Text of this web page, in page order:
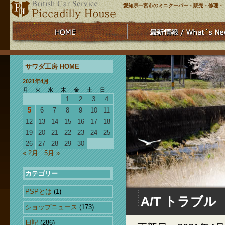
愛知県一宮市のミニクーパー・販売・修理
サワダ工房 HOME
2021年4月
月
火 水 木 金 土 日
1 2 3
4
5
6 7 8 9 10
11
12
13 14 15 16 17
18
19
20 21 22 23 24
25
26
27 28 29
30
« 2月
5月 »
カテゴリー
PSPとは (1)
ショップニュース (173)
日記 (286)
A/T トラブル